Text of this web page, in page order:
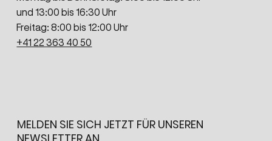
und 13:00 bis 16:30 Uhr
Freitag: 8:00 bis 12:00 Uhr
+41 22 363 40 50
MELDEN SIE SICH JETZT FÜR UNSEREN